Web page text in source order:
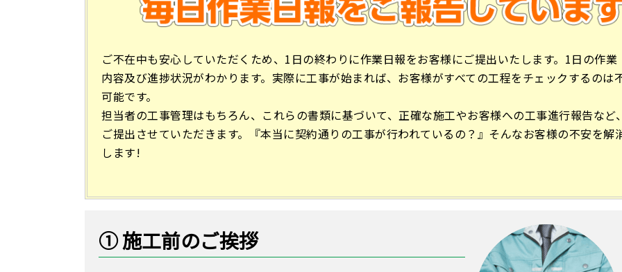
ご不在中も安心していただくため、1日の終わりに作業日報をお客様にご提出いたします。1日の作業
内容及び進捗状況がわかります。実際に工事が始まれば、お客様がすべての工程をチェックするのは
可能です。
担当者の工事管理はもちろん、これらの書類に基づいて、正確な施工やお客様への工事進行報告など
ご提出させていただきます。『本当に契約通りの工事が行われているの？』そんなお客様の不安を解
します!
① 施工前のご挨拶